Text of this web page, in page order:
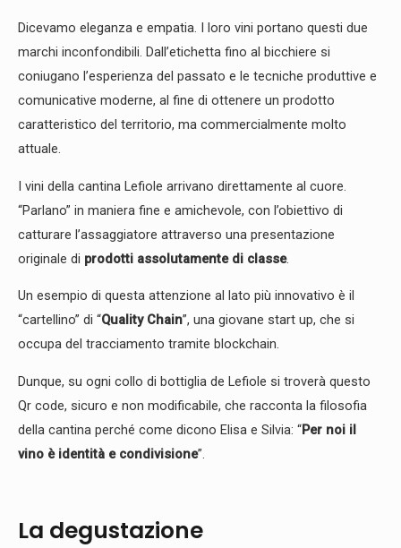
Dicevamo eleganza e empatia. I loro vini portano questi due
marchi inconfondibili. Dall’etichetta fino al bicchiere si
coniugano l’esperienza del passato e le tecniche produttive e
comunicative moderne, al fine di ottenere un prodotto
caratteristico del territorio, ma commercialmente molto
attuale.
I vini della cantina Lefiole arrivano direttamente al cuore.
“Parlano” in maniera fine e amichevole, con l’obiettivo di
catturare l’assaggiatore attraverso una presentazione
originale di prodotti assolutamente di classe.
Un esempio di questa attenzione al lato più innovativo è il
“cartellino” di “Quality Chain”, una giovane start up, che si
occupa del tracciamento tramite blockchain.
Dunque, su ogni collo di bottiglia de Lefiole si troverà questo
Qr code, sicuro e non modificabile, che racconta la filosofia
della cantina perché come dicono Elisa e Silvia: “Per noi il
vino è identità e condivisione”.
La degustazione